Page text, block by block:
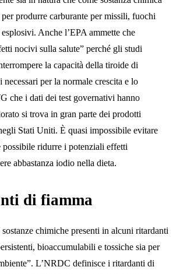
produrre carburante per missili, fuochi
Anche l’EPA ammette che
nocivi sulla salute” perché gli studi
la capacità della tiroide di
per la normale crescita e lo
che i dati dei test governativi hanno
si trova in gran parte dei prodotti
Stati Uniti. È quasi impossibile evitare
possibile ridurre i potenziali effetti
abbastanza iodio nella dieta.
di fiamma
chimiche presenti in alcuni ritardanti
bioaccumulabili e tossiche sia per
L’NRDC definisce i ritardanti di